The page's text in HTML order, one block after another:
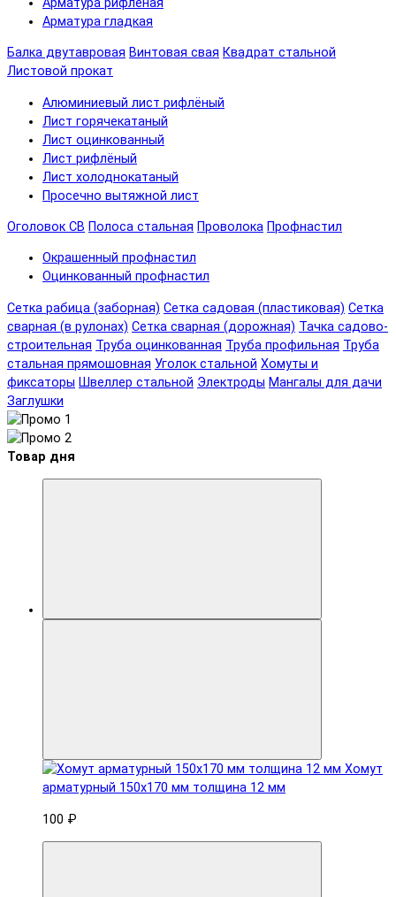
Арматура рифленая
Арматура гладкая
Балка двутавровая Винтовая свая Квадрат стальной
Листовой прокат
Алюминиевый лист рифлёный
Лист горячекатаный
Лист оцинкованный
Лист рифлёный
Лист холоднокатаный
Просечно вытяжной лист
Оголовок СВ Полоса стальная Проволока Профнастил
Окрашенный профнастил
Оцинкованный профнастил
Сетка рабица (заборная) Сетка садовая (пластиковая) Сетка
сварная (в рулонах) Сетка сварная (дорожная) Тачка садово-
строительная Труба оцинкованная Труба профильная Труба
стальная прямошовная Уголок стальной Хомуты и
фиксаторы Швеллер стальной Электроды Мангалы для дачи
Заглушки
Товар дня
Хомут
арматурный 150x170 мм толщина 12 мм
100 ₽